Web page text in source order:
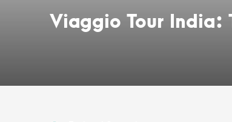
Viaggio Tour India: